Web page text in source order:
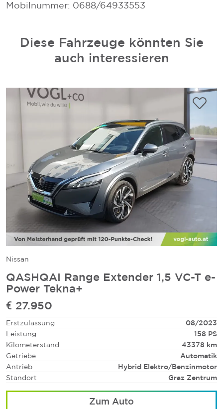
Mobilnummer: 0688/64933553
Diese Fahrzeuge könnten Sie
auch interessieren
Nissan
QASHQAI Range Extender 1,5 VC-T e-
Power Tekna+
€ 27.950
Erstzulassung
08/2023
Leistung
158 PS
Kilometerstand
43378 km
Getriebe
Automatik
Antrieb
Hybrid Elektro/Benzinmotor
Standort
Graz Zentrum
Zum Auto